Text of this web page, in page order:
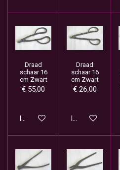
Draad
schaar 16
cm Zwart
€ 55,00
In winkelwagen
Draad
schaar 16
cm Zwart
€ 26,00
In winkelwagen